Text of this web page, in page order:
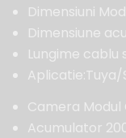
Dimensiuni
Dimensiune
Lungime cablu
Camera Modul
Acumulator